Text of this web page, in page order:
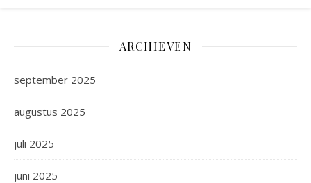
ARCHIEVEN
september 2025
augustus 2025
juli 2025
juni 2025